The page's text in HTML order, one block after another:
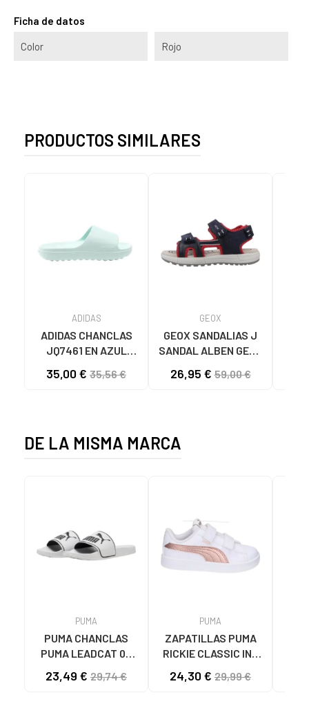
Ficha de datos
Color Rojo
PRODUCTOS SIMILARES
ADIDAS
ADIDAS CHANCLAS
JQ7461 EN AZUL
MULTICOLOR
35,00 € 35,56 €
GEOX
GEOX SANDALIAS J
SANDAL ALBEN GEOX
26,95 €59,00 €
DE LA MISMA MARCA
PUMA
PUMA CHANCLAS
PUMA LEADCAT 02
BLANCAS 02 WHITE
23,49 € 29,74 €
PUMA
ZAPATILLAS PUMA
RICKIE CLASSIC INF
- REF. 394254 04
24,30 € 29,99 €